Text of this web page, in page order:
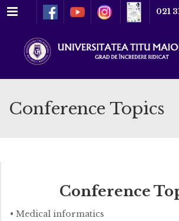
Meniu 021
Conference Topics
Conference
• Medical informatics